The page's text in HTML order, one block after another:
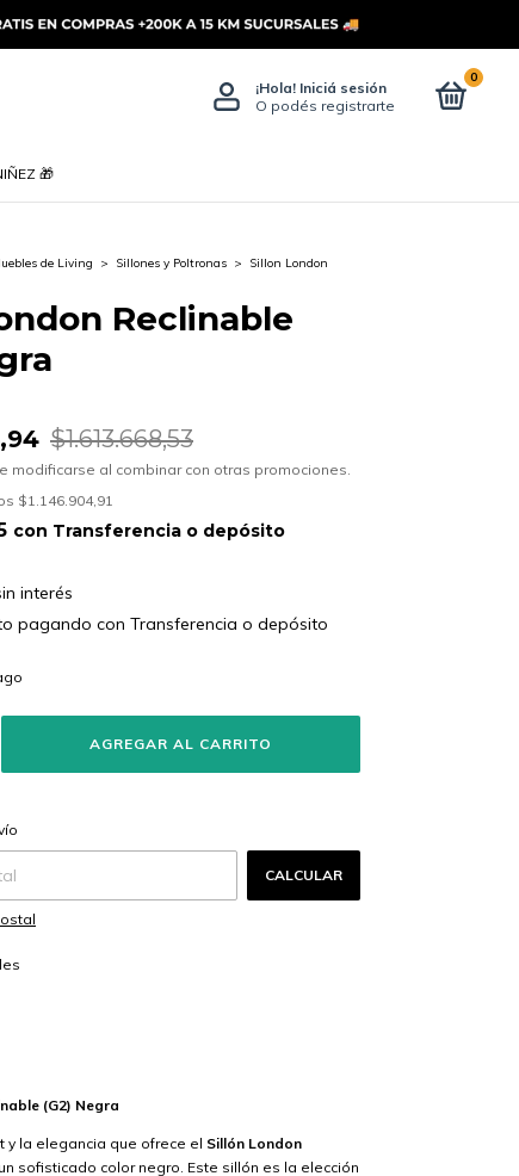
¡Hola! Iniciá sesión
O podés registrarte
0
🎁
de Living > Sillones y Poltronas >
Sillon London
Reclinable
$1.613.668,53
modificarse al combinar con otras promociones.
$1.146.904,91
con Transferencia o depósito
interés
pagando con Transferencia o depósito
CALCULAR
(G2) Negra
y la elegancia que ofrece el Sillón London
sofisticado color negro. Este sillón es la elección